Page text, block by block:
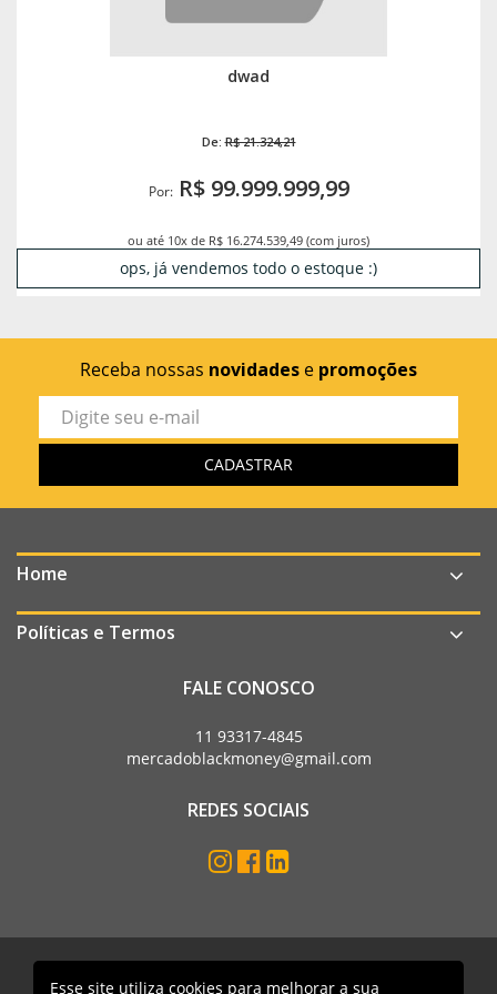
dwad
De:R$ 21.324,21
Por:R$ 99.999.999,99
ou até 10x de R$ 16.274.539,49 (com juros)
ops, já vendemos todo o estoque :)
Receba nossas novidades e promoções
Home
Políticas e Termos
FALE CONOSCO
11 93317-4845
mercadoblackmoney@gmail.com
REDES SOCIAIS
Mercado Black Money. Todos os direitos reservados
Esse site utiliza cookies para melhorar a sua